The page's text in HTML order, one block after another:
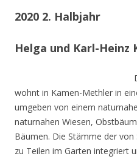
2020 2. Halbjahr
Helga und Karl-Heinz
wohnt in Kamen-Methler in
umgeben von einem
naturnahen Wiesen,
Bäumen. Die Stämme der
zu Teilen im Garten integriert